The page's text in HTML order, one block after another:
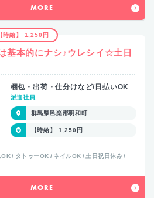
MORE
【時給】 1,250円
基本的にナシ♪ウレシイ☆土日
梱包・出荷・仕分けなど/日払いOK
派遣社員
群馬県邑楽郡明和町
【時給】 1,250円
OK タトゥーOK ネイルOK
土日祝日休み
MORE